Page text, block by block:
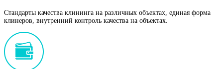
Стандарты качества клининга на различных объектах, единая форма
клинеров, внутренний контроль качества на объектах.